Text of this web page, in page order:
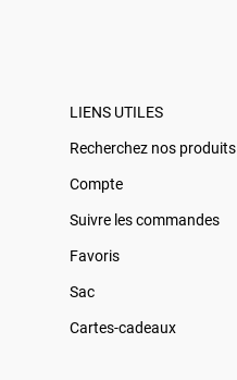
LIENS UTILES
Recherchez nos produits
Compte
Suivre les commandes
Favoris
Sac
Cartes-cadeaux